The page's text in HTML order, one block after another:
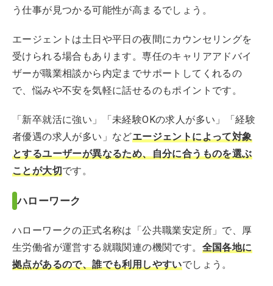
う仕事が見つかる可能性が高まるでしょう。
エージェントは土日や平日の夜間にカウンセリングを
受けられる場合もあります。専任のキャリアアドバイ
ザーが職業相談から内定までサポートしてくれるの
で、悩みや不安を気軽に話せるのもポイントです。
「新卒就活に強い」「未経験OKの求人が多い」「経験
者優遇の求人が多い」などエージェントによって対象
とするユーザーが異なるため、自分に合うものを選ぶ
ことが大切です。
ハローワーク
ハローワークの正式名称は「公共職業安定所」で、厚
生労働省が運営する就職関連の機関です。 全国各地に
拠点があるので、誰でも利用しやすいでしょう。